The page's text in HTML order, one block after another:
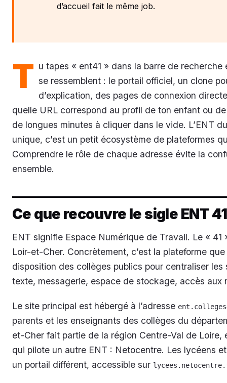
d’accueil fait le même job.
T u tapes « ent41 » dans la barre de
se ressemblent : le portail officiel, un clone
d’explication, des pages de connexion
quelle URL correspond au profil de ton enfant ou
de longues minutes à cliquer dans le vide. L’ENT
unique, c’est un petit écosystème de plateformes
Comprendre le rôle de chaque adresse évite la
ensemble.
Ce que recouvre le sigle ENT 41
ENT signifie Espace Numérique de Travail. Le «
Loir-et-Cher. Concrètement, c’est la plateforme
disposition des collèges publics pour centraliser
texte, messagerie, espace de stockage, accès aux
Le site principal est hébergé à l’adresse
parents et les enseignants des collèges du
et-Cher fait partie de la région Centre-Val de Loire,
qui pilote un autre ENT : Netocentre. Les lycéens
un portail différent, accessible sur